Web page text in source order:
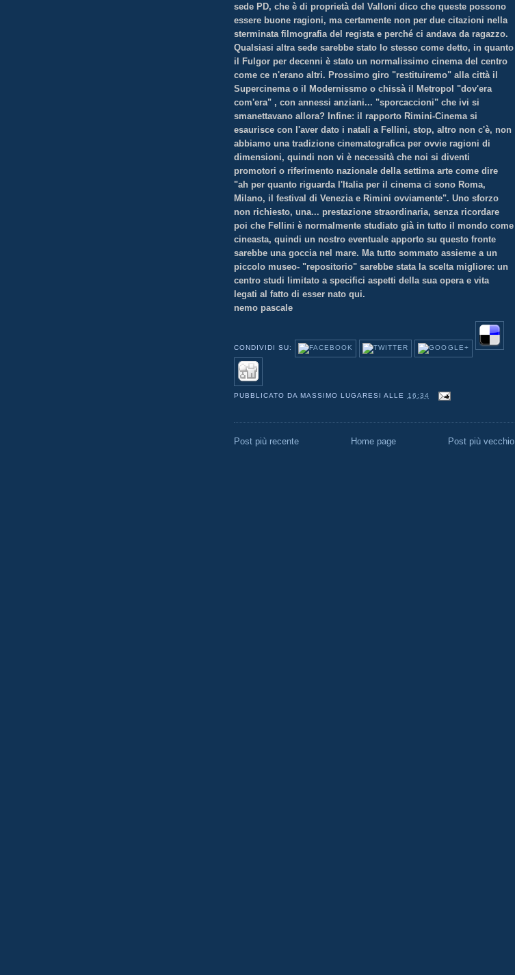
sede PD, che è di proprietà del Valloni dico che queste possono
essere buone ragioni, ma certamente non per due citazioni nella
sterminata filmografia del regista e perché ci andava da ragazzo.
Qualsiasi altra sede sarebbe stato lo stesso come detto, in quanto
il Fulgor per decenni è stato un normalissimo cinema del centro
come ce n'erano altri. Prossimo giro "restituiremo" alla città il
Supercinema o il Modernissmo o chissà il Metropol "dov'era
com'era" , con annessi anziani... "sporcaccioni" che ivi si
smanettavano allora? Infine: il rapporto Rimini-Cinema si
esaurisce con l'aver dato i natali a Fellini, stop, altro non c'è, non
abbiamo una tradizione cinematografica per ovvie ragioni di
dimensioni, quindi non vi è necessità che noi si diventi
promotori o riferimento nazionale della settima arte come dire
"ah per quanto riguarda l'Italia per il cinema ci sono Roma,
Milano, il festival di Venezia e Rimini ovviamente". Uno sforzo
non richiesto, una... prestazione straordinaria, senza ricordare
poi che Fellini è normalmente studiato già in tutto il mondo come
cineasta, quindi un nostro eventuale apporto su questo fronte
sarebbe una goccia nel mare. Ma tutto sommato assieme a un
piccolo museo- "repositorio" sarebbe stata la scelta migliore: un
centro studi limitato a specifici aspetti della sua opera e vita
legati al fatto di esser nato qui.
nemo pascale
CONDIVIDI SU:
PUBBLICATO DA MASSIMO LUGARESI ALLE 16:34
Post più recente Post più vecchio
Home page